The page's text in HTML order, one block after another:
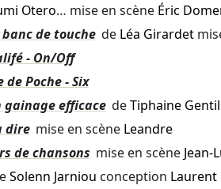
Otero… mise en scène Éric
banc de touche de Léa Girardet
- On/Off
Poche - Six
gainage efficace deTiphaine
dire mise en scène Leandre
de chansons mise en scène Jean-
Solenn Jarniou conception Laurent